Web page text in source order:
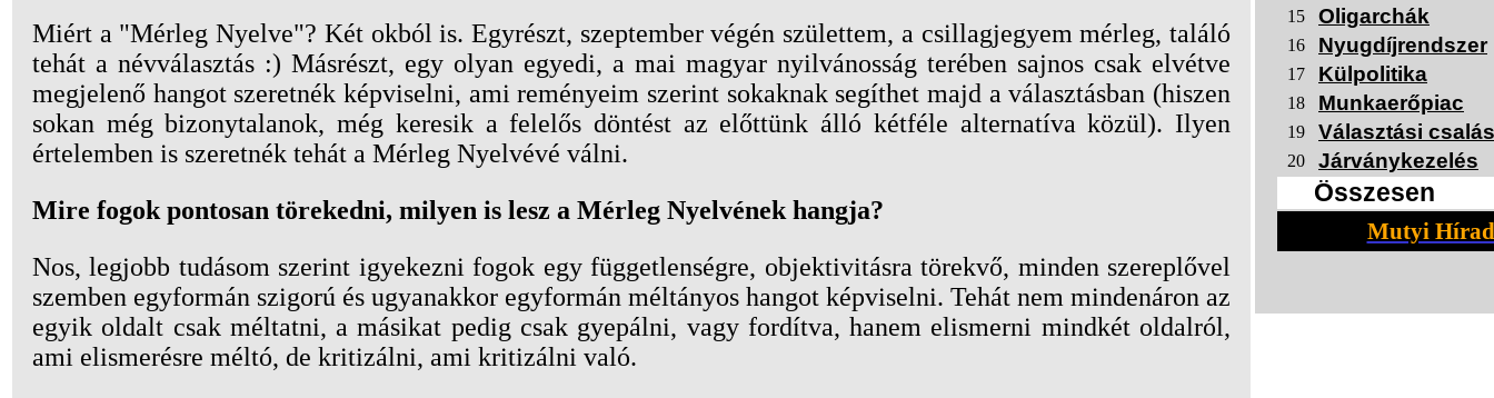
Miért a "Mérleg Nyelve"? Két okból is. Egyrészt, szeptember végén születtem, a csillagjegyem mérleg, találó
tehát a névválasztás :) Másrészt, egy olyan egyedi, a mai magyar nyilvánosság terében sajnos csak elvétve
megjelenő hangot szeretnék képviselni, ami reményeim szerint sokaknak segíthet majd a választásban (hiszen
sokan még bizonytalanok, még keresik a felelős döntést az előttünk álló kétféle alternatíva közül). Ilyen
értelemben is szeretnék tehát a Mérleg Nyelvévé válni.
Mire fogok pontosan törekedni, milyen is lesz a Mérleg Nyelvének hangja?
Nos, legjobb tudásom szerint igyekezni fogok egy függetlenségre, objektivitásra törekvő, minden szereplővel
szemben egyformán szigorú és ugyanakkor egyformán méltányos hangot képviselni. Tehát nem mindenáron az
egyik oldalt csak méltatni, a másikat pedig csak gyepálni, vagy fordítva, hanem elismerni mindkét oldalról,
ami elismerésre méltó, de kritizálni, ami kritizálni való.
15 Oligarchák
16 Nyugdíjrendszer
17 Külpolitika
18 Munkaerőpiac
19 Választási csalás
20 Járványkezelés
Összesen
Mutyi